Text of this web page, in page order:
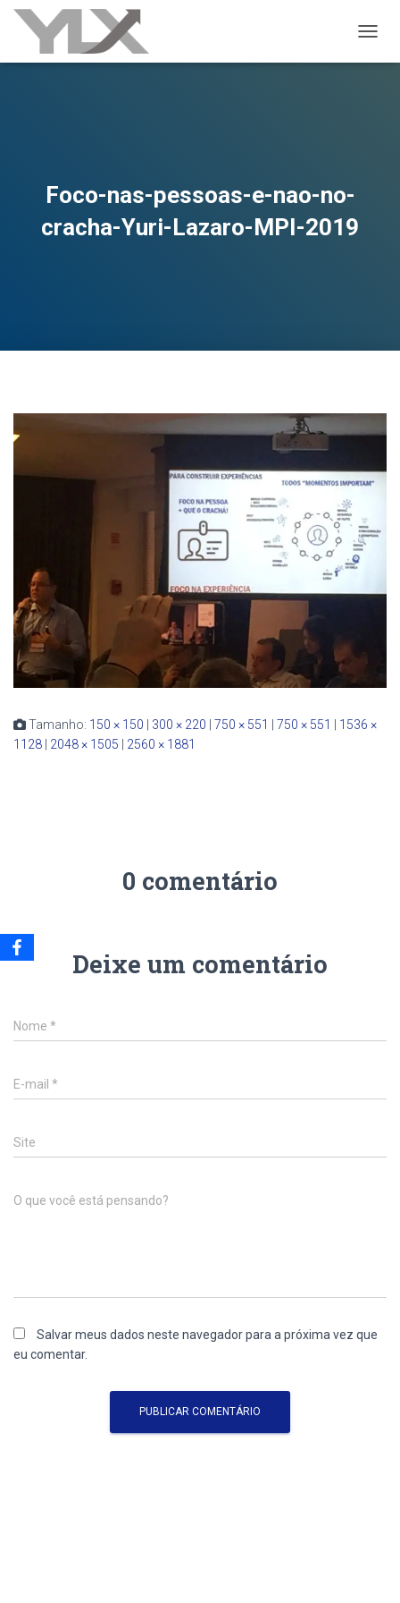
Foco-nas-pessoas-e-nao-no-
cracha-Yuri-Lazaro-MPI-2019
Tamanho: 150 × 150 300 × 220 750 × 551 750 × 551
1536 ×
1128
2048 × 1505 2560 × 1881
0 comentário
Deixe um comentário
Nome *
E-mail *
Site
O que você está pensando?
Salvar meus dados neste navegador para a próxima vez que
eu comentar.